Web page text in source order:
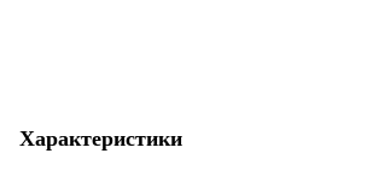
Характеристики